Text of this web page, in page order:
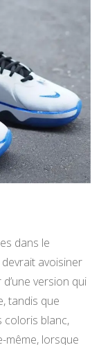
dans le
avoisiner
version qui
tandis que
coloris blanc,
même, lorsque